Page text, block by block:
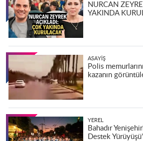
NURCAN
YAKINDA
ASAYIŞ
Polis
kazanın
YEREL
Bahadır
Destek